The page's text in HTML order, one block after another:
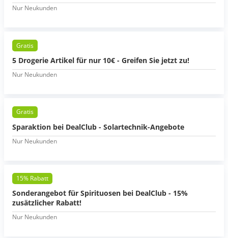
Nur Neukunden
Gratis
5 Drogerie Artikel für nur 10€ - Greifen Sie jetzt zu!
Nur Neukunden
Gratis
Sparaktion bei DealClub - Solartechnik-Angebote
Nur Neukunden
15% Rabatt
Sonderangebot für Spirituosen bei DealClub - 15%
zusätzlicher Rabatt!
Nur Neukunden